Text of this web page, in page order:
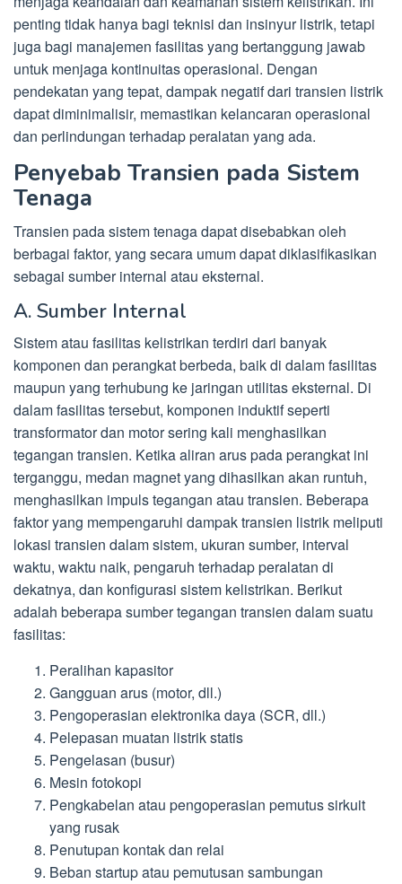
penting tidak hanya bagi teknisi dan insinyur listrik, tetapi
juga bagi manajemen fasilitas yang bertanggung jawab
untuk menjaga kontinuitas operasional. Dengan
pendekatan yang tepat, dampak negatif dari transien listrik
dapat diminimalisir, memastikan kelancaran operasional
dan perlindungan terhadap peralatan yang ada.
Penyebab Transien pada Sistem
Tenaga
Transien pada sistem tenaga dapat disebabkan oleh
berbagai faktor, yang secara umum dapat diklasifikasikan
sebagai sumber internal atau eksternal.
A. Sumber Internal
Sistem atau fasilitas kelistrikan terdiri dari banyak
komponen dan perangkat berbeda, baik di dalam fasilitas
maupun yang terhubung ke jaringan utilitas eksternal. Di
dalam fasilitas tersebut, komponen induktif seperti
transformator dan motor sering kali menghasilkan
tegangan transien. Ketika aliran arus pada perangkat ini
terganggu, medan magnet yang dihasilkan akan runtuh,
menghasilkan impuls tegangan atau transien. Beberapa
faktor yang mempengaruhi dampak transien listrik meliputi
lokasi transien dalam sistem, ukuran sumber, interval
waktu, waktu naik, pengaruh terhadap peralatan di
dekatnya, dan konfigurasi sistem kelistrikan. Berikut
adalah beberapa sumber tegangan transien dalam suatu
fasilitas:
Peralihan kapasitor
Gangguan arus (motor, dll.)
Pengoperasian elektronika daya (SCR, dll.)
Pelepasan muatan listrik statis
Pengelasan (busur)
Mesin fotokopi
Pengkabelan atau pengoperasian pemutus sirkuit
yang rusak
Penutupan kontak dan relai
Beban startup atau pemutusan sambungan